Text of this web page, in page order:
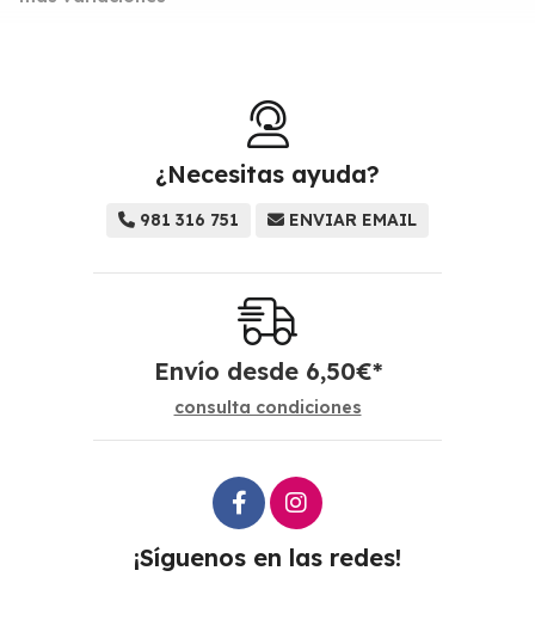
¿Necesitas ayuda?
981 316 751 ENVIAR EMAIL
Envío desde 6,50€*
consulta condiciones
¡Síguenos en las redes!